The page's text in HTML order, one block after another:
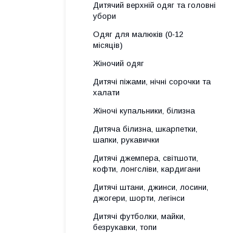
Дитячий верхній одяг та головні
убори
Одяг для малюків (0-12
місяців)
Жіночий одяг
Дитячі піжами, нічні сорочки та
халати
Жіночі купальники, білизна
Дитяча білизна, шкарпетки,
шапки, рукавички
Дитячі джемпера, світшоти,
кофти, лонгсліви, кардигани
Дитячі штани, джинси, лосини,
джогери, шорти, легінси
Дитячі футболки, майки,
безрукавки, топи